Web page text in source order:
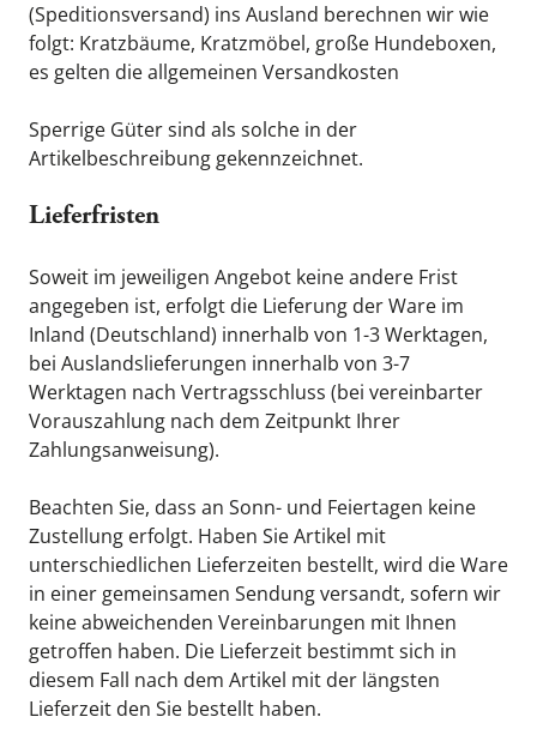
(Speditionsversand) ins Ausland berechnen wir wie
folgt: Kratzbäume, Kratzmöbel, große Hundeboxen,
es gelten die allgemeinen Versandkosten
Sperrige Güter sind als solche in der
Artikelbeschreibung gekennzeichnet.
Lieferfristen
Soweit im jeweiligen Angebot keine andere Frist
angegeben ist, erfolgt die Lieferung der Ware im
Inland (Deutschland) innerhalb von 1-3 Werktagen,
bei Auslandslieferungen innerhalb von 3-7
Werktagen nach Vertragsschluss (bei vereinbarter
Vorauszahlung nach dem Zeitpunkt Ihrer
Zahlungsanweisung).
Beachten Sie, dass an Sonn- und Feiertagen keine
Zustellung erfolgt. Haben Sie Artikel mit
unterschiedlichen Lieferzeiten bestellt, wird die Ware
in einer gemeinsamen Sendung versandt, sofern wir
keine abweichenden Vereinbarungen mit Ihnen
getroffen haben. Die Lieferzeit bestimmt sich in
diesem Fall nach dem Artikel mit der längsten
Lieferzeit den Sie bestellt haben.